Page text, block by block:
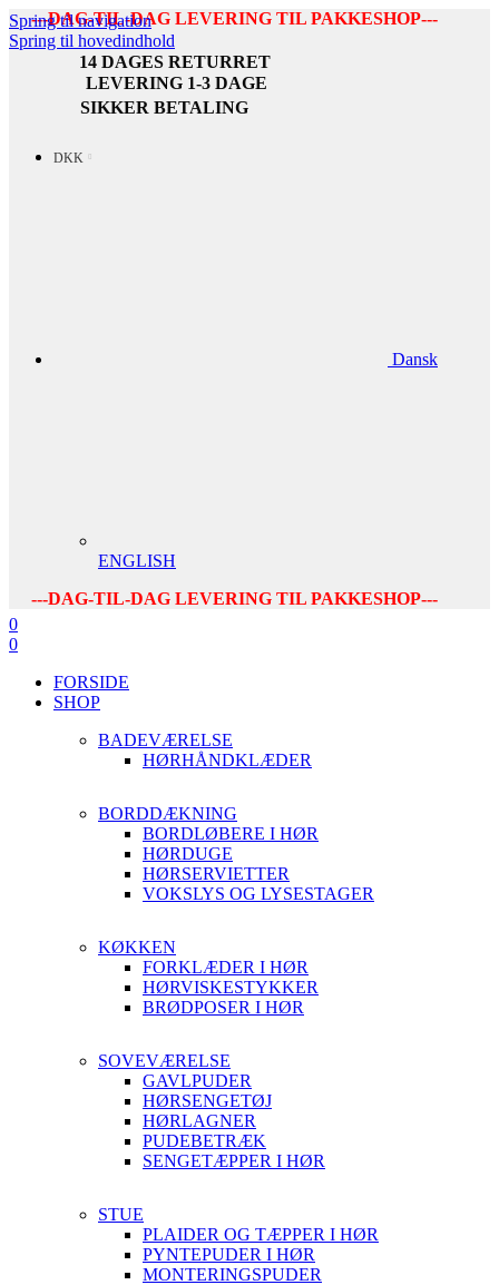
Spring til navigation
Spring til hovedindhold
---DAG-TIL-DAG LEVERING TIL PAKKESHOP---
14 DAGES RETURRET
LEVERING 1-3 DAGE
SIKKER BETALING
DKK
Dansk
ENGLISH
---DAG-TIL-DAG LEVERING TIL PAKKESHOP---
0
0
FORSIDE
SHOP
BADEVÆRELSE
HØRHÅNDKLÆDER
BORDDÆKNING
BORDLØBERE I HØR
HØRDUGE
HØRSERVIETTER
VOKSLYS OG LYSESTAGER
KØKKEN
FORKLÆDER I HØR
HØRVISKESTYKKER
BRØDPOSER I HØR
SOVEVÆRELSE
GAVLPUDER
HØRSENGETØJ
HØRLAGNER
PUDEBETRÆK
SENGETÆPPER I HØR
STUE
PLAIDER OG TÆPPER I HØR
PYNTEPUDER I HØR
MONTERINGSPUDER